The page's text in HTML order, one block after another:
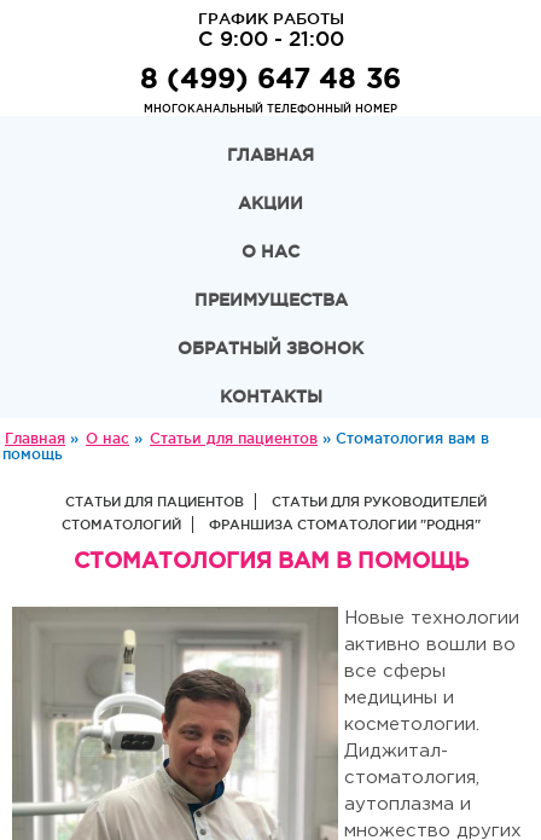
ГРАФИК РАБОТЫ
С 9:00 - 21:00
8 (499) 647 48 36
МНОГОКАНАЛЬНЫЙ ТЕЛЕФОННЫЙ НОМЕР
ГЛАВНАЯ
АКЦИИ
О НАС
ПРЕИМУЩЕСТВА
ОБРАТНЫЙ ЗВОНОК
КОНТАКТЫ
Главная » О нас » Статьи для пациентов » Стоматология вам в
помощь
СТАТЬИ ДЛЯ ПАЦИЕНТОВ|
СТАТЬИ ДЛЯ РУКОВОДИТЕЛЕЙ
СТОМАТОЛОГИЙ| ФРАНШИЗА СТОМАТОЛОГИИ "РОДНЯ"
СТОМАТОЛОГИЯ ВАМ В ПОМОЩЬ
Новые технологии
активно вошли во
все сферы
медицины и
косметологии.
Диджитал-
стоматология,
аутоплазма и
множество других